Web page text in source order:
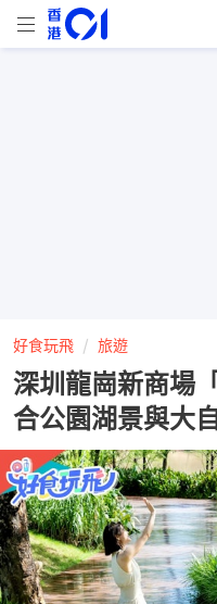
好食玩飛 旅遊
深圳龍崗新商場
合公園湖景與大